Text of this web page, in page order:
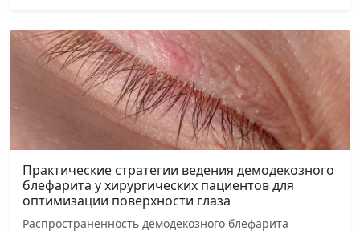
Практические стратегии ведения демодекозного
блефарита у хирургических пациентов для
оптимизации поверхности глаза
Распространенность демодекозного блефарита